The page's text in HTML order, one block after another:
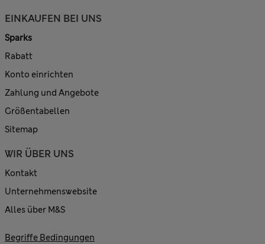
EINKAUFEN BEI UNS
Sparks
Rabatt
Konto einrichten
Zahlung und Angebote
Größentabellen
Sitemap
WIR ÜBER UNS
Kontakt
Unternehmenswebsite
Alles über M&S
Begriffe Bedingungen